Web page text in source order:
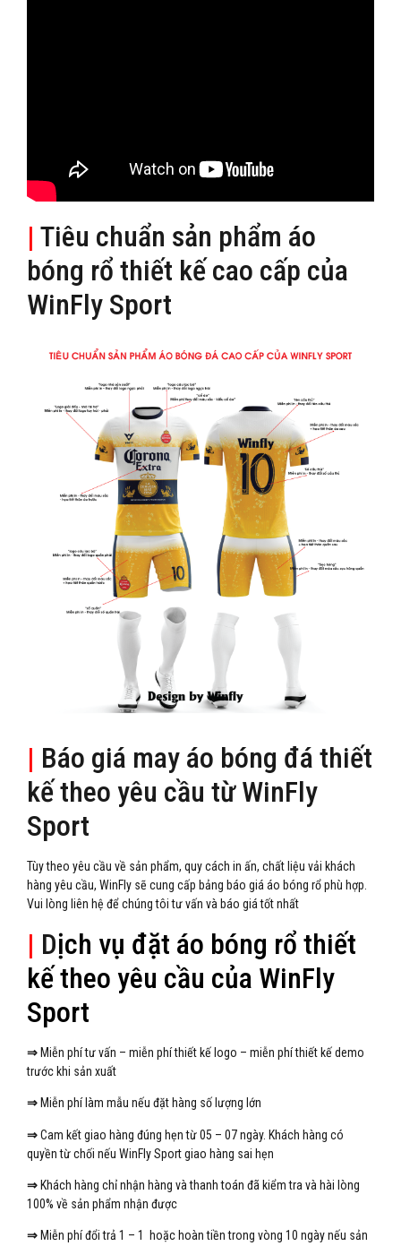
| Tiêu chuẩn sản phẩm áo
bóng rổ thiết kế cao cấp của
WinFly Sport
| Báo giá may áo bóng đá thiết
kế theo yêu cầu từ WinFly
Sport
Tùy theo yêu cầu về sản phẩm, quy cách in ấn, chất liệu vải khách
hàng yêu cầu, WinFly sẽ cung cấp bảng báo giá áo bóng rổ phù hợp.
Vui lòng liên hệ để chúng tôi tư vấn và báo giá tốt nhất
| Dịch vụ đặt áo bóng rổ thiết
kế theo yêu cầu của WinFly
Sport
⇒ Miễn phí tư vấn – miễn phí thiết kế logo – miễn phí thiết kế demo
trước khi sản xuất
⇒ Miễn phí làm mẫu nếu đặt hàng số lượng lớn
⇒Cam kết giao hàng đúng hẹn từ 05 – 07 ngày. Khách hàng có
quyền từ chối nếu WinFly Sport giao hàng sai hẹn
⇒ Khách hàng chỉ nhận hàng và thanh toán đã kiểm tra và hài lòng
100% về sản phẩm nhận được
⇒ Miễn phí đổi trả 1 – 1 hoặc hoàn tiền trong vòng 10 ngày nếu sản